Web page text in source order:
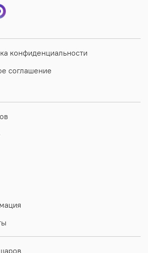
конфиденциальности
соглашение